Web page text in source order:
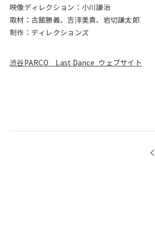
映像ディレクション：小川謙治
取材：古舘勝義、吉澤美貴、岩切謙太郎
制作：ディレクションズ
渋谷PARCO Last Dance_ウェブサイト